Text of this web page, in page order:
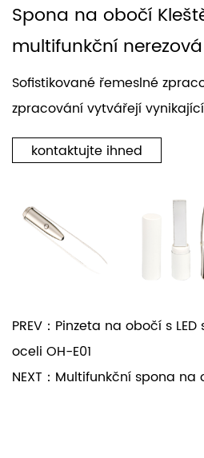
Spona na obočí
multifunkční
Sofistikované řemeslné
zpracování vytvářejí
kontaktujte ihned
PREV：Pinzeta na obočí s
oceli OH-E01
NEXT：Multifunkční spona